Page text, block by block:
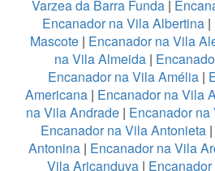
Varzea da Barra Funda|
Encanador na Vila Albertina |
Mascote| Encanador na Vila
na Vila Almeida |
Encanador na Vila Amélia |
Americana | Encanador na Vila
na Vila Andrade| Encanador
Encanador na Vila Antonieta |
Antonina| Encanador na Vila
Vila Aricanduva |